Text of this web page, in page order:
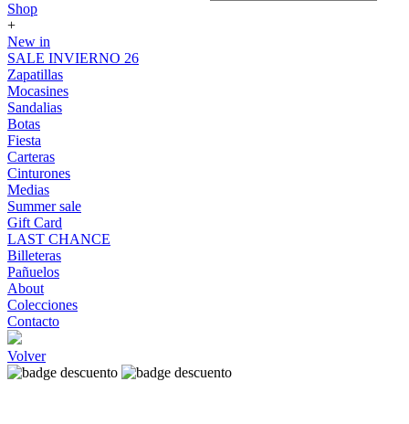
Shop
+
New in
SALE INVIERNO 26
Zapatillas
Mocasines
Sandalias
Botas
Fiesta
Carteras
Cinturones
Medias
Summer sale
Gift Card
LAST CHANCE
Billeteras
Pañuelos
About
Colecciones
Contacto
Volver